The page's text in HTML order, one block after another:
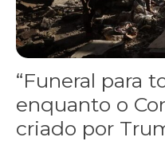
“Funeral para
enquanto o
criado por